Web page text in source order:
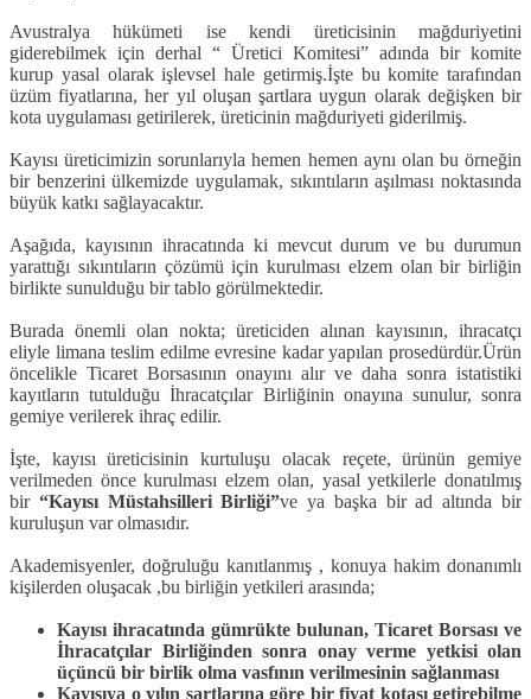
Avustralya hükümeti ise kendi üreticisinin mağduriyetini
giderebilmek için derhal “ Üretici Komitesi” adında bir komite
kurup yasal olarak işlevsel hale getirmiş.İşte bu komite tarafından
üzüm fiyatlarına, her yıl oluşan şartlara uygun olarak değişken bir
kota uygulaması getirilerek, üreticinin mağduriyeti giderilmiş.
Kayısı üreticimizin sorunlarıyla hemen hemen aynı olan bu örneğin
bir benzerini ülkemizde uygulamak, sıkıntıların aşılması noktasında
büyük katkı sağlayacaktır.
Aşağıda, kayısının ihracatında ki mevcut durum ve bu durumun
yarattığı sıkıntıların çözümü için kurulması elzem olan bir birliğin
birlikte sunulduğu bir tablo görülmektedir.
Burada önemli olan nokta; üreticiden alınan kayısının, ihracatçı
eliyle limana teslim edilme evresine kadar yapılan prosedürdür.Ürün
öncelikle Ticaret Borsasının onayını alır ve daha sonra istatistiki
kayıtların tutulduğu İhracatçılar Birliğinin onayına sunulur, sonra
gemiye verilerek ihraç edilir.
İşte, kayısı üreticisinin kurtuluşu olacak reçete, ürünün gemiye
verilmeden önce kurulması elzem olan, yasal yetkilerle donatılmış
bir “Kayısı Müstahsilleri Birliği”ve ya başka bir ad altında bir
kuruluşun var olmasıdır.
Akademisyenler, doğruluğu kanıtlanmış , konuya hakim donanımlı
kişilerden oluşacak ,bu birliğin yetkileri arasında;
Kayısı ihracatında gümrükte bulunan, Ticaret Borsası ve
İhracatçılar Birliğinden sonra onay verme yetkisi olan
üçüncü bir birlik olma vasfının verilmesinin sağlanması
Kayısıya o yılın şartlarına göre bir fiyat kotası getirebilme